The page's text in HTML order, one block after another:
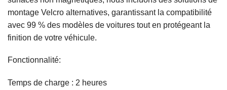
montage Velcro alternatives, garantissant la compatibilité
avec 99 % des modèles de voitures tout en protégeant la
finition de votre véhicule.
Fonctionnalité:
Temps de charge : 2 heures